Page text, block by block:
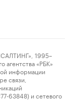
1995–
«РБК»
информации
связи,
63848) и сетевого